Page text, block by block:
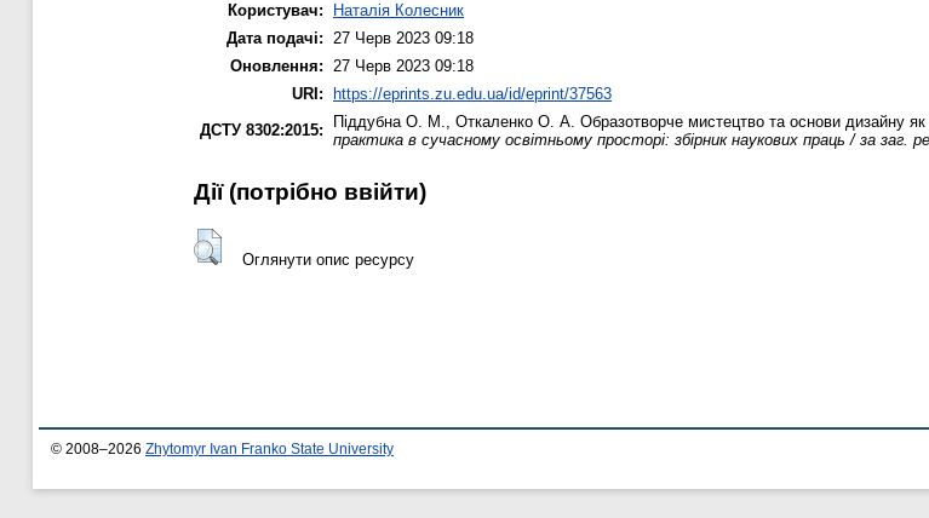
Користувач:
Наталія Колесник
Дата подачі: 27 Черв 2023 09:18
Оновлення: 27 Черв 2023 09:18
URI:
https://eprints.zu.edu.ua/id/eprint/37563
ДСТУ 8302:2015:
Піддубна О. М., Откаленко О. А. Образотворче мистецтво та основи дизайну як
практика в сучасному освітньому просторі: збірник наукових праць / за заг.
Дії ​​(потрібно ввійти)
Оглянути опис ресурсу
© 2008–2026 Zhytomyr Ivan Franko State University